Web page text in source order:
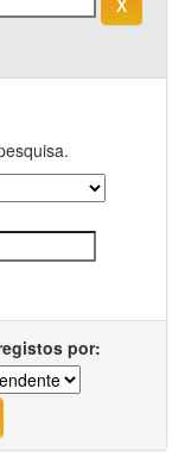
por: